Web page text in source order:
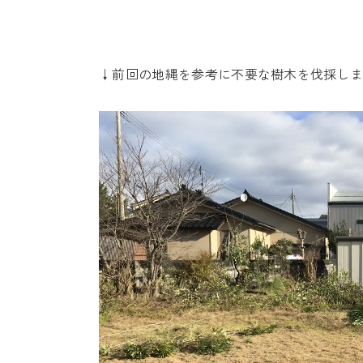
↓前回の地縄を参考に不要な樹木を伐採し